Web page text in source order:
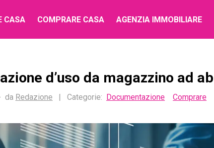
CASA COMPRARE CASA AGENZIA IMMOBILIARE
d’uso da magazzino ad
da Redazione | Categorie: Documentazione Comprare